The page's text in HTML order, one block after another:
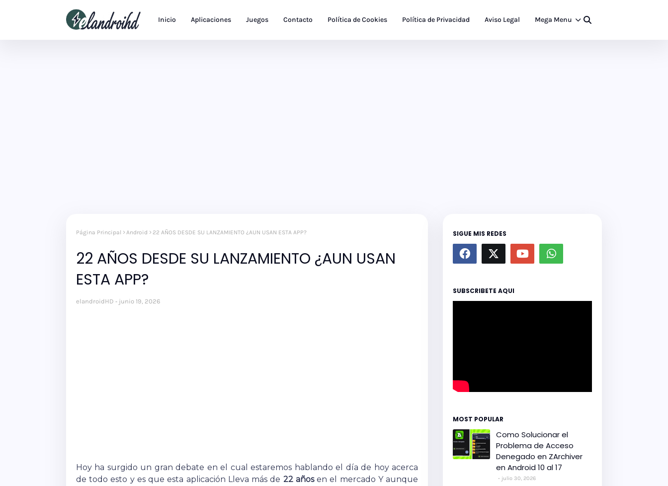
Inicio Aplicaciones Juegos Contacto Política de Cookies Política de Privacidad Aviso Legal Mega Menu
Página Principal Android 22 AÑOS DESDE SU LANZAMIENTO ¿AUN USAN ESTA APP?
22 AÑOS DESDE SU LANZAMIENTO ¿AUN USAN
ESTA APP?
elandroidHD junio 19, 2026
Hoy ha surgido un gran debate en el cual estaremos hablando el día de hoy acerca
de todo esto y es que esta aplicación Lleva más de 22 añosen el mercado Y aunque
SIGUE MIS REDES
SUBSCRIBETE AQUI
MOST POPULAR
Como Solucionar el
Problema de Acceso
Denegado en ZArchiver
en Android 10 al 17
julio 30, 2026